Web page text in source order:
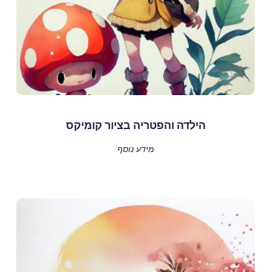
הילדה והפטריה בציור קומיקס
מידע נוסף